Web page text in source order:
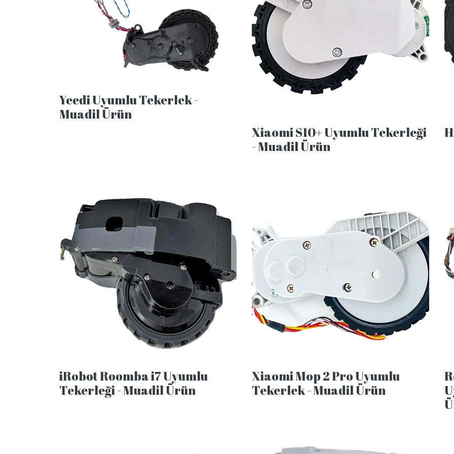
Yeedi Uyumlu Tekerlek -
Muadil Ürün
Xiaomi S10+ Uyumlu Tekerleği
- Muadil Ürün
iRobot Roomba i7 Uyumlu
Tekerleği - Muadil Ürün
Xiaomi Mop 2 Pro Uyumlu
Tekerlek - Muadil Ürün